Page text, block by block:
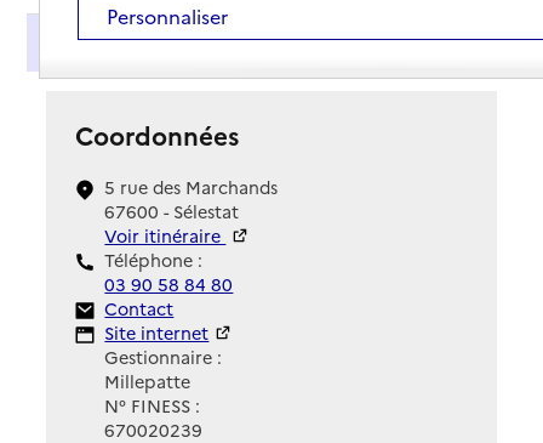
Présentation
Coordonnées
5 rue des Marchands
67600 - Sélestat
Voir itinéraire
Téléphone :
03 90 58 84 80
Contact
Contact
Site Internet
Site internet
Gestionnaire :
Millepatte
N° FINESS :
670020239
Personnaliser